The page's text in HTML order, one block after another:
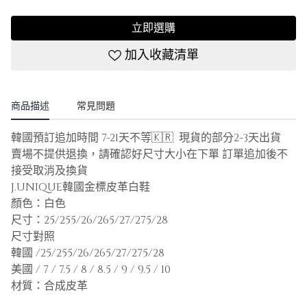
立即選購
加入收藏清單
商品描述 常見問題
韓國預訂追加時間 7-21天不等🇰🇷 現貨的部分2-3天出貨
賣場不提供退換，請確認好尺寸大小在下單 訂單追加後不
接受取消及換貨
J.UNIQUE韓國金標皮革白鞋
顏色：白色
尺寸：25/255/26/265/27/275/28
尺寸對照
韓國 /25/255/26/265/27/275/28
美國 / 7 / 7.5 / 8 / 8.5 / 9 / 9.5 / 10
材質：合成皮革